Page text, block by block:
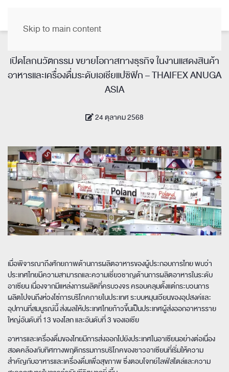
Skip to main content
เปิดโลกนวัตกรรม ขยายโอกาสทางธุรกิจ ในงานแสดงสินค้า
อาหารและเครื่องดื่มระดับเอเชียแปซิฟิก – THAIFEX ANUGA
ASIA
24 ตุลาคม 2568
เมื่อพิจารณาถึงศักยภาพด้านการผลิตอาหารของผู้ประกอบการไทย พบว่า
ประเทศไทยมีความสามารถและความเชี่ยวชาญด้านการผลิตอาหารในระดับ
อาเซียน เนื่องจากมีแหล่งการผลิตที่ครบวงจร ครอบคลุมตั้งแต่กระบวนการ
ผลิตไปจนถึงห่วงโซ่การบริโภคภายในประเทศ ระบบหมุนเวียนของอุปสงค์และ
อุปทานที่สมบูรณ์นี้ ส่งผลให้ประเทศไทยก้าวขึ้นเป็นประเทศผู้ส่งออกอาหารราย
ใหญ่อันดับที่ 13 ของโลก และอันดับที่ 3 ของเอเชีย
อาหารและเครื่องดื่มของไทยมีการส่งออกไปยังประเทศในอาเซียนอย่างต่อเนื่อง
สอดคล้องกับทิศทางพฤติกรรมการบริโภคของชาวอาเซียนที่เริ่มให้ความ
สำคัญกับอาหารและเครื่องดื่มเพื่อสุขภาพ ซึ่งตอบโจทย์ไลฟ์สไตล์และความ